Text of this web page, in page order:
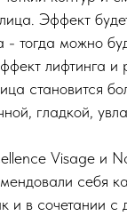
Эффект
- тогда можно
лифтинга и
становится
гладкой,
Visage и
себя
и в сочетании с